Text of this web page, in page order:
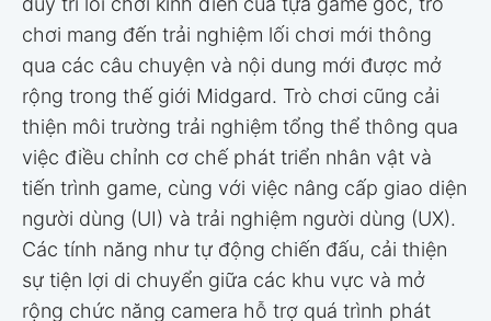
chơi mang đến trải nghiệm lối chơi mới thông
qua các câu chuyện và nội dung mới được mở
rộng trong thế giới Midgard. Trò chơi cũng cải
thiện môi trường trải nghiệm tổng thể thông qua
việc điều chỉnh cơ chế phát triển nhân vật và
tiến trình game, cùng với việc nâng cấp giao diện
người dùng (UI) và trải nghiệm người dùng (UX).
Các tính năng như tự động chiến đấu, cải thiện
sự tiện lợi di chuyển giữa các khu vực và mở
rộng chức năng camera hỗ trợ quá trình phát